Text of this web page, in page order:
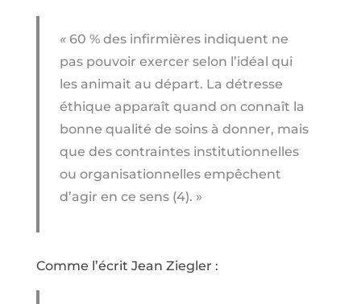
« 60 % des infirmières indiquent ne
pas pouvoir exercer selon l’idéal qui
les animait au départ. La détresse
éthique apparaît quand on connaît la
bonne qualité de soins à donner, mais
que des contraintes institutionnelles
ou organisationnelles empêchent
d’agir en ce sens (4). »
Comme l’écrit Jean Ziegler :